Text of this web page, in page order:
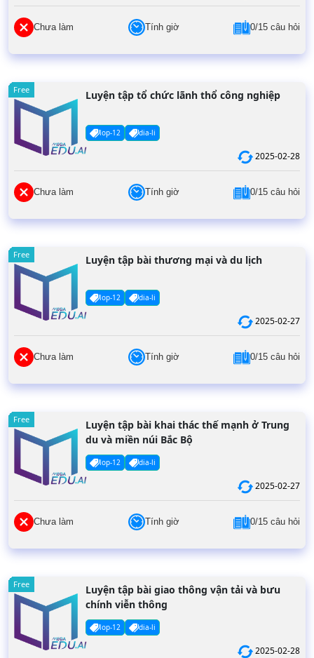
Chưa làm Tính giờ 0/15 câu hỏi
Free Luyện tập tổ chức lãnh thổ công nghiệp
lop-12 dia-li
2025-02-28
Chưa làm Tính giờ 0/15 câu hỏi
Free Luyện tập bài thương mại và du lịch
lop-12 dia-li
2025-02-27
Chưa làm Tính giờ 0/15 câu hỏi
Free
Luyện tập bài khai thác thế mạnh ở Trung
du và miền núi Bắc Bộ
lop-12 dia-li
2025-02-27
Chưa làm Tính giờ 0/15 câu hỏi
Free
Luyện tập bài giao thông vận tải và bưu
chính viễn thông
lop-12 dia-li
2025-02-28